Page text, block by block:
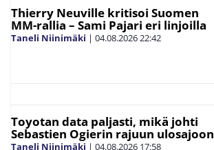
Thierry Neuville kritisoi Suomen
MM-rallia – Sami Pajari eri linjoilla
Taneli Niinimäki | 04.08.202622:42
Toyotan data paljasti, mikä johti
Sebastien Ogierin rajuun ulosajoon
Taneli Niinimäki | 04.08.2026 17:58